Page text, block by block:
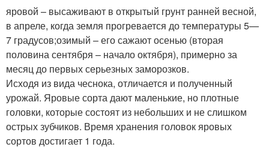
яровой – высаживают в открытый грунт ранней весной,
в апреле, когда земля прогревается до температуры 5—
7 градусов;озимый – его сажают осенью (вторая
половина сентября – начало октября), примерно за
месяц до первых серьезных заморозков.
Исходя из вида чеснока, отличается и полученный
урожай. Яровые сорта дают маленькие, но плотные
головки, которые состоят из небольших и не слишком
острых зубчиков. Время хранения головок яровых
сортов достигает 1 года.